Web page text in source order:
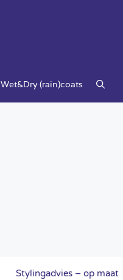
Wet&Dry (rain)coats
Stylingadvies – op maat